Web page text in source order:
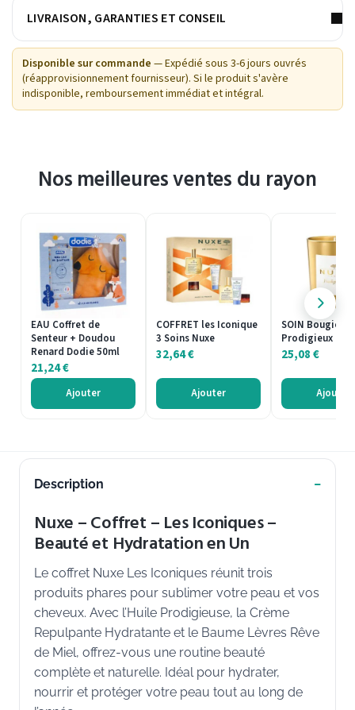
LIVRAISON, GARANTIES ET CONSEIL
Disponible sur commande — Expédié sous 3-6 jours ouvrés
(réapprovisionnement fournisseur). Si le produit s'avère
indisponible, remboursement immédiat et intégral.
Nos meilleures ventes du rayon
EAU Coffret de
Senteur + Doudou
Renard Dodie 50ml
21,24€
Ajouter
COFFRET les Iconique
3 Soins Nuxe
32,64€
Ajouter
SOIN Bougie
Prodigieux
25,08€
Ajouter
Description
Nuxe – Coffret – Les Iconiques –
Beauté et Hydratation en Un
Le coffret Nuxe Les Iconiques réunit trois
produits phares pour sublimer votre peau et vos
cheveux. Avec l’Huile Prodigieuse, la Crème
Repulpante Hydratante et le Baume Lèvres Rêve
de Miel, offrez-vous une routine beauté
complète et naturelle. Idéal pour hydrater,
nourrir et protéger votre peau tout au long de